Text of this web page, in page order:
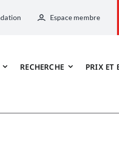
Espace membre
RECHERCHE PRIX ET